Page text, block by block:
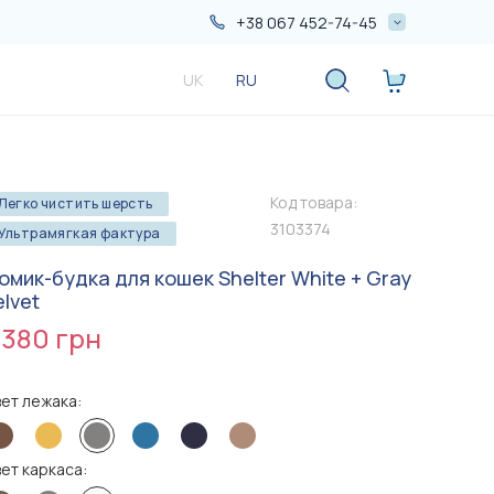
+38 067 452-74-45
+38 050 552-74-45
UK RU
чистить шерсть
фактура
Код товара:
3103374
будка для кошек Shelter White + Gray
грн
лежака:
каркаса: